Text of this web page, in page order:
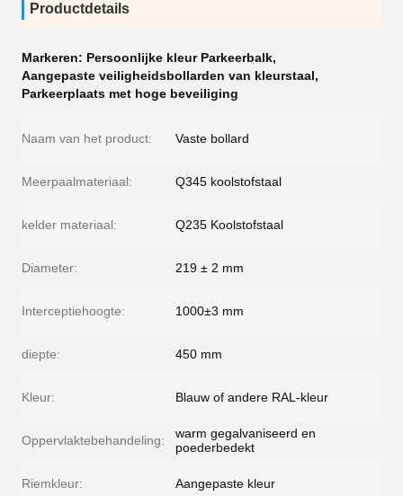
Productdetails
Markeren: Persoonlijke kleur Parkeerbalk,
Aangepaste veiligheidsbollarden van kleurstaal,
Parkeerplaats met hoge beveiliging
Naam van het product: Vaste bollard
Meerpaalmateriaal: Q345 koolstofstaal
kelder materiaal: Q235 Koolstofstaal
Diameter: 219 ± 2 mm
Interceptiehoogte: 1000±3 mm
diepte: 450 mm
Kleur: Blauw of andere RAL-kleur
Oppervlaktebehandeling:
warm gegalvaniseerd en
poederbedekt
Riemkleur: Aangepaste kleur